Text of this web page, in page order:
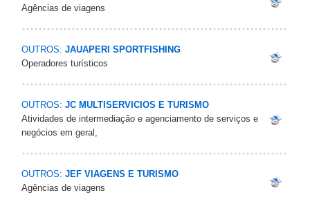
Agências de viagens
OUTROS: JAUAPERI SPORTFISHING
Operadores turísticos
OUTROS: JC MULTISERVICIOS E TURISMO
Atividades de intermediação e agenciamento de serviços e
negócios em geral,
OUTROS: JEF VIAGENS E TURISMO
Agências de viagens